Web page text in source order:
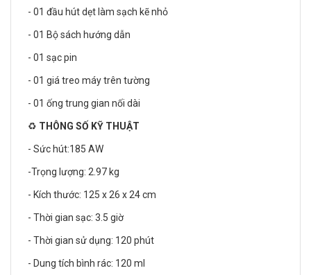
- 01 đầu hút dẹt làm sạch kẽ nhỏ
- 01 Bộ sách hướng dẫn
- 01 sạc pin
- 01 giá treo máy trên tường
- 01 ống trung gian nối dài
♻️ THÔNG SỐ KỸ THUẬT
- Sức hút:185 AW
-Trọng lượng: 2.97 kg
- Kích thước: 125 x 26 x 24 cm
- Thời gian sạc: 3.5 giờ
- Thời gian sử dụng: 120 phút
- Dung tích bình rác: 120 ml